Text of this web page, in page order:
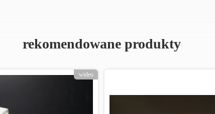
rekomendowane produkty
wideo